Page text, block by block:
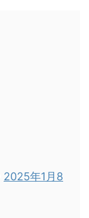
2025年1月8